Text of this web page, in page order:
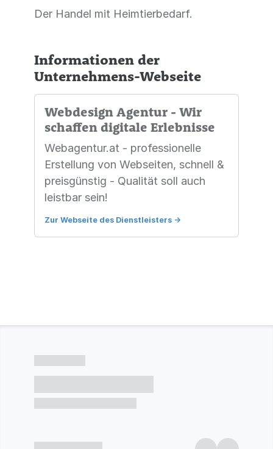
Der Handel mit Heimtierbedarf.
Informationen der
Unternehmens-Webseite
Webdesign Agentur - Wir
schaffen digitale Erlebnisse
Webagentur.at - professionelle
Erstellung von Webseiten, schnell &
preisgünstig - Qualität soll auch
leistbar sein!
Zur Webseite des Dienstleisters ->